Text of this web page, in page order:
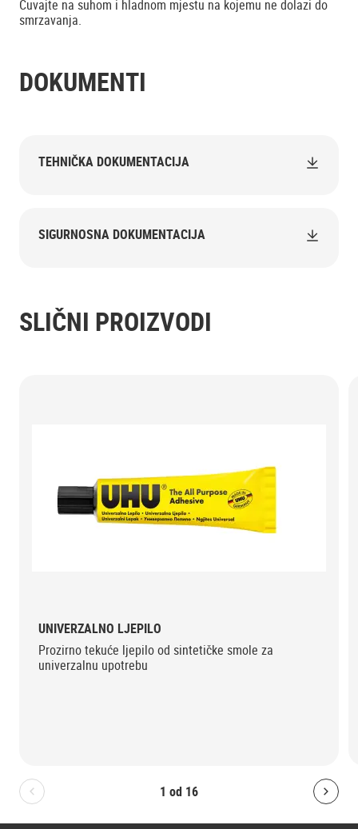
Čuvajte na suhom i hladnom mjestu na kojemu ne dolazi do
smrzavanja.
DOKUMENTI
TEHNIČKA DOKUMENTACIJA
SIGURNOSNA DOKUMENTACIJA
SLIČNI PROIZVODI
1 od 16
Bolton.General.PreviousSlide
UNIVERZALNO LJEPILO
Prozirno tekuće ljepilo od sintetičke smole za
univerzalnu upotrebu